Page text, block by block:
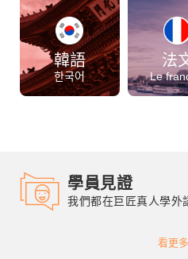
部落格 粉絲
韓語
한국어
法
Le
學員見證
我們都在巨匠真人學外
看更多